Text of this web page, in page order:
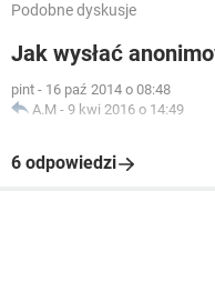
Podobne dyskusje
Jak wysłać
pint - 16 paź 2014 o 08:48
A.M - 9 kwi 2016 o 14:49
6 odpowiedzi